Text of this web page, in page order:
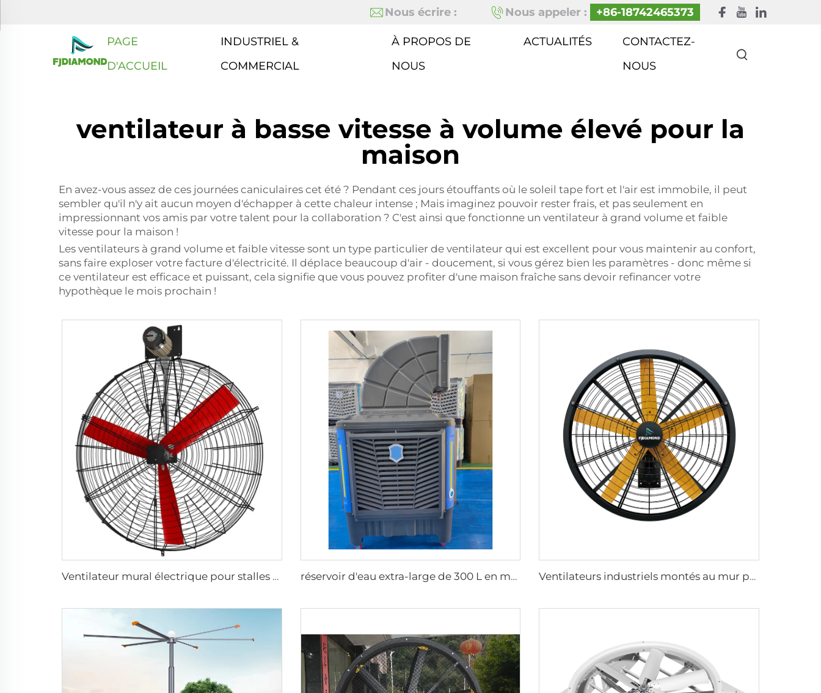
Nous écrire : Nous appeler : +86-18742465373
PAGE
D'ACCUEIL
INDUSTRIEL &
COMMERCIAL
À PROPOS DE
NOUS
ACTUALITÉS
CONTACTEZ-
NOUS
ventilateur à basse vitesse à volume élevé pour la
maison
En avez-vous assez de ces journées caniculaires cet été ? Pendant ces jours étouffants où le soleil tape fort et l'air est immobile, il peut
sembler qu'il n'y ait aucun moyen d'échapper à cette chaleur intense ; Mais imaginez pouvoir rester frais, et pas seulement en
impressionnant vos amis par votre talent pour la collaboration ? C'est ainsi que fonctionne un ventilateur à grand volume et faible
vitesse pour la maison !
Les ventilateurs à grand volume et faible vitesse sont un type particulier de ventilateur qui est excellent pour vous maintenir au confort,
sans faire exploser votre facture d'électricité. Il déplace beaucoup d'air - doucement, si vous gérez bien les paramètres - donc même si
ce ventilateur est efficace et puissant, cela signifie que vous pouvez profiter d'une maison fraîche sans devoir refinancer votre
hypothèque le mois prochain !
Ventilateur mural électrique pour stalles à chevaux avec moteur 380V pour étables et fermes réservoir d'eau extra-large de 300 L en matériau PP neuf à 100 %, refroidisseur d'air évaporatif mobile axial pour usage extérieur Ventilateurs industriels montés au mur pour entrepôts de haute qualité avec moteur PMSM IE5 de 47''